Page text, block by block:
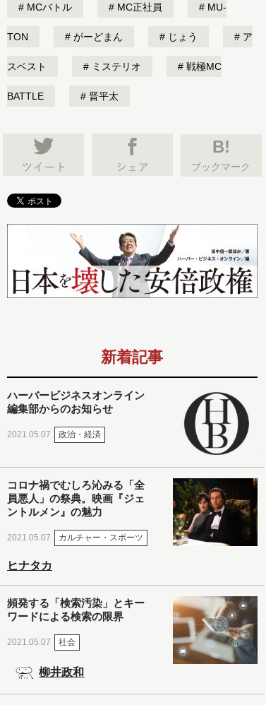
MCバトル MC正社員 MU-
TON がーどまん じょう ア
スベスト ミステリオ 戦極MC
BATTLE 晋平太
B!
ブックマーク
新着記事
ハーバービジネスオンライン
編集部からのお知らせ
2021.05.07 政治・経済
コロナ禍でむしろ沁みる「全
員悪人」の祭典。映画『ジェ
ントルメン』の魅力
2021.05.07 カルチャー・スポーツ
ヒナタカ
頻発する「検索汚染」とキー
ワードによる検索の限界
2021.05.07 社会
柳井政和